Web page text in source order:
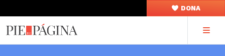
DONA